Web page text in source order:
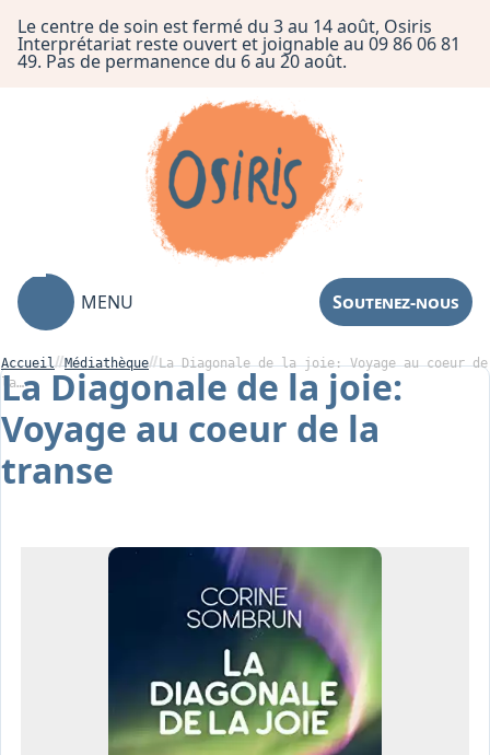
Le centre de soin est fermé du 3 au 14 août, Osiris
Interprétariat reste ouvert et joignable au 09 86 06 81
49. Pas de permanence du 6 au 20 août.
MENU Soutenez-nous
Association
Centre de Soin
Accueil Médiathèque
La Diagonale de la joie: Voyage au coeur de
la…
La Diagonale de la joie:
Voyage au coeur de la
transe